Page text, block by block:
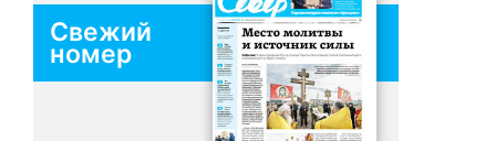
Свежий
номер